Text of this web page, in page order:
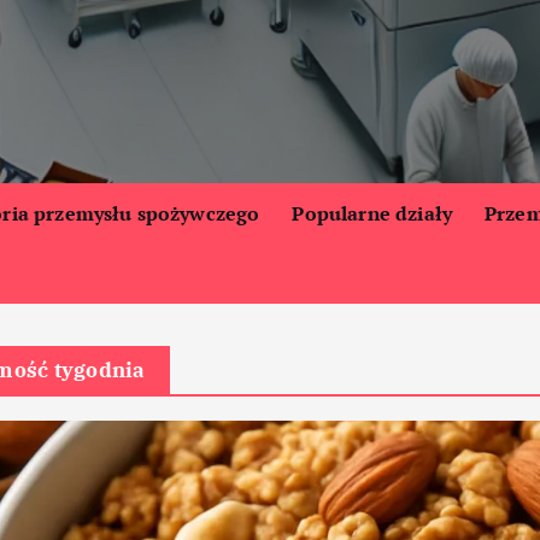
przemysłu spożywczego Popularne działy
tygodnia